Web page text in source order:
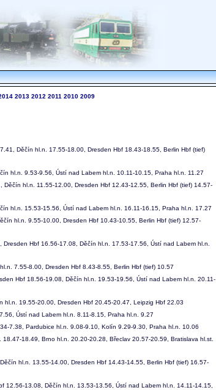
2013 2012 2011 2010 2009
Děčín hl.n. 17.55-18.00, Dresden Hbf 18.43-18.55, Berlin Hbf (tief)
hl.n. 9.53-9.56, Ústí nad Labem hl.n. 10.11-10.15, Praha hl.n. 11.27
hl.n. 11.55-12.00, Dresden Hbf 12.43-12.55, Berlin Hbf (tief) 14.57-
hl.n. 15.53-15.56, Ústí nad Labem hl.n. 16.11-16.15, Praha hl.n. 17.27
hl.n. 9.55-10.00, Dresden Hbf 10.43-10.55, Berlin Hbf (tief) 12.57-
Hbf 16.56-17.08, Děčín hl.n. 17.53-17.56, Ústí nad Labem hl.n.
7.55-8.00, Dresden Hbf 8.43-8.55, Berlin Hbf (tief) 10.57
Hbf 18.56-19.08, Děčín hl.n. 19.53-19.56, Ústí nad Labem hl.n. 20.11-
19.55-20.00, Dresden Hbf 20.45-20.47, Leipzig Hbf 22.03
Ústí nad Labem hl.n. 8.11-8.15, Praha hl.n. 9.27
7.38, Pardubice hl.n. 9.08-9.10, Kolín 9.29-9.30, Praha hl.n. 10.06
18.49, Brno hl.n. 20.20-20.28, Břeclav 20.57-20.59, Bratislava hl.st.
hl.n. 13.55-14.00, Dresden Hbf 14.43-14.55, Berlin Hbf (tief) 16.57-
12.56-13.08, Děčín hl.n. 13.53-13.56, Ústí nad Labem hl.n. 14.11-14.15,